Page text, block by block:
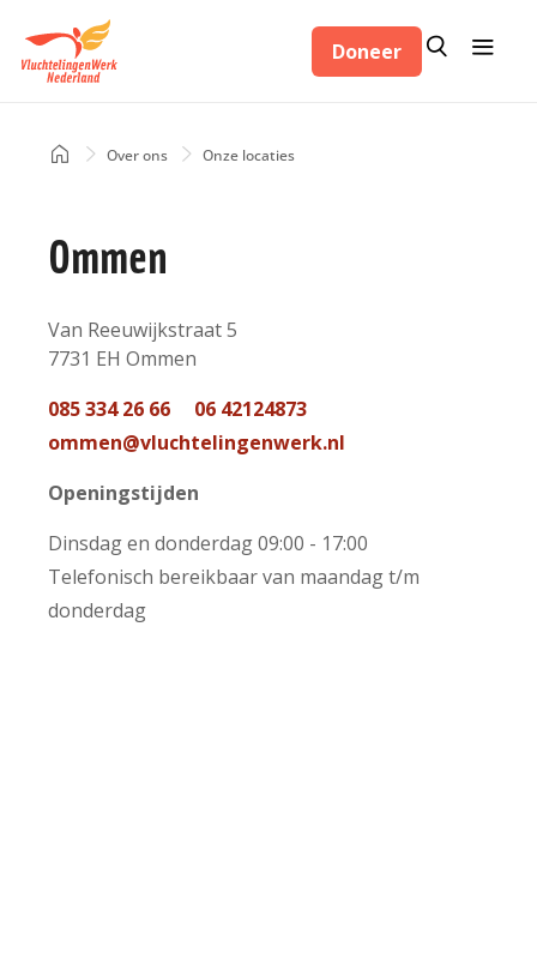
inhoud
Doneer Zoeken
Zoeken
HomeOver ons Onze locaties
Ommen
Van Reeuwijkstraat 5
7731 EH Ommen
Telefoon
contact
085 334 26 66
06 42124873
Mail
ommen@vluchtelingenwerk.nl
Openingstijden
Dinsdag en donderdag 09:00 - 17:00
Telefonisch bereikbaar van maandag t/m
donderdag
+